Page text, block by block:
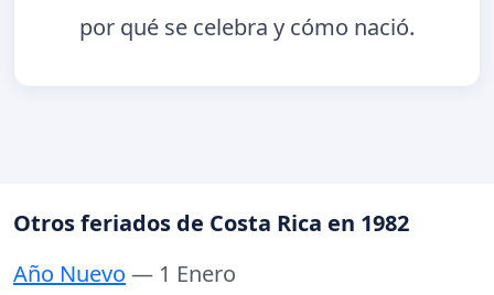
por qué se celebra y cómo nació.
Otros feriados de Costa Rica en 1982
Año Nuevo — 1 Enero